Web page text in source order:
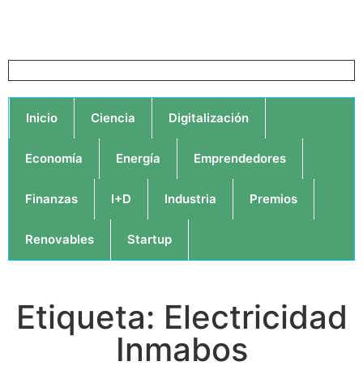
Inicio Ciencia Digitalización
Economía Energía Emprendedores
Finanzas I+D Industria Premios
Renovables Startup
Etiqueta: Electricidad
Inmabos